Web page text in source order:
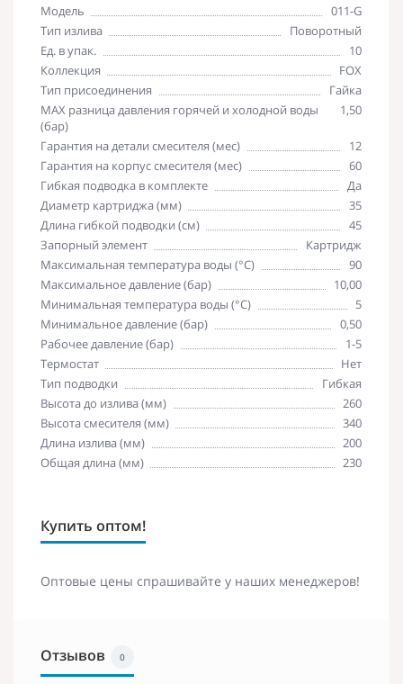
Модель
011-G
Тип излива
Поворотный
Ед. в упак.
10
Коллекция
FOX
Тип присоединения
Гайка
MAX разница давления горячей и холодной воды
(бар)
1,50
Гарантия на детали смесителя (мес)
12
Гарантия на корпус смесителя (мес)
60
Гибкая подводка в комплекте
Да
Диаметр картриджа (мм)
35
Длина гибкой подводки (см)
45
Запорный элемент
Картридж
Максимальная температура воды (°C)
90
Максимальное давление (бар)
10,00
Минимальная температура воды (°C)
5
Минимальное давление (бар)
0,50
Рабочее давление (бар)
1-5
Термостат
Нет
Тип подводки
Гибкая
Высота до излива (мм)
260
Высота смесителя (мм)
340
Длина излива (мм)
200
Общая длина (мм)
230
Купить оптом!
Оптовые цены спрашивайте у наших менеджеров!
Отзывов 0